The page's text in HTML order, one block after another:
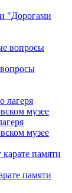
"Дорогами
музее
памяти